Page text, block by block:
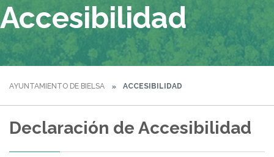
Accesibilidad
AYUNTAMIENTO DE BIELSA ACCESIBILIDAD
Declaración de Accesibilidad